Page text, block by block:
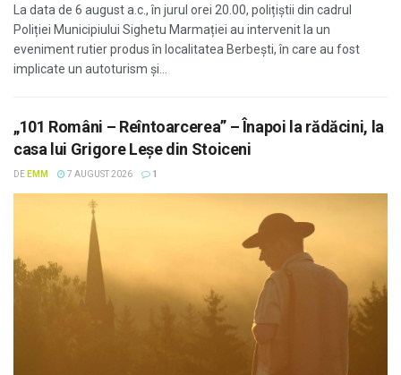
La data de 6 august a.c., în jurul orei 20.00, polițiștii din cadrul
Poliției Municipiului Sighetu Marmației au intervenit la un
eveniment rutier produs în localitatea Berbești, în care au fost
implicate un autoturism și...
„101 Români – Reîntoarcerea” – Înapoi la rădăcini, la
casa lui Grigore Leșe din Stoiceni
DE EMM 7 AUGUST 2026 1